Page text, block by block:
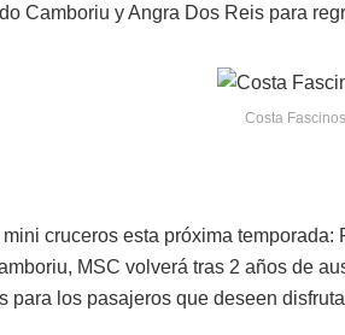
Camboriu y Angra Dos Reis para
Costa
cruceros esta próxima temporada:
MSC volverá tras 2 años de
los pasajeros que deseen